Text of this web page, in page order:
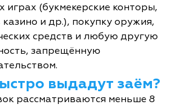
играх (букмекерские конторы,
казино и др.), покупку оружия,
средств и любую другую
запрещённую
выдадут заём?
рассматриваются меньше 8